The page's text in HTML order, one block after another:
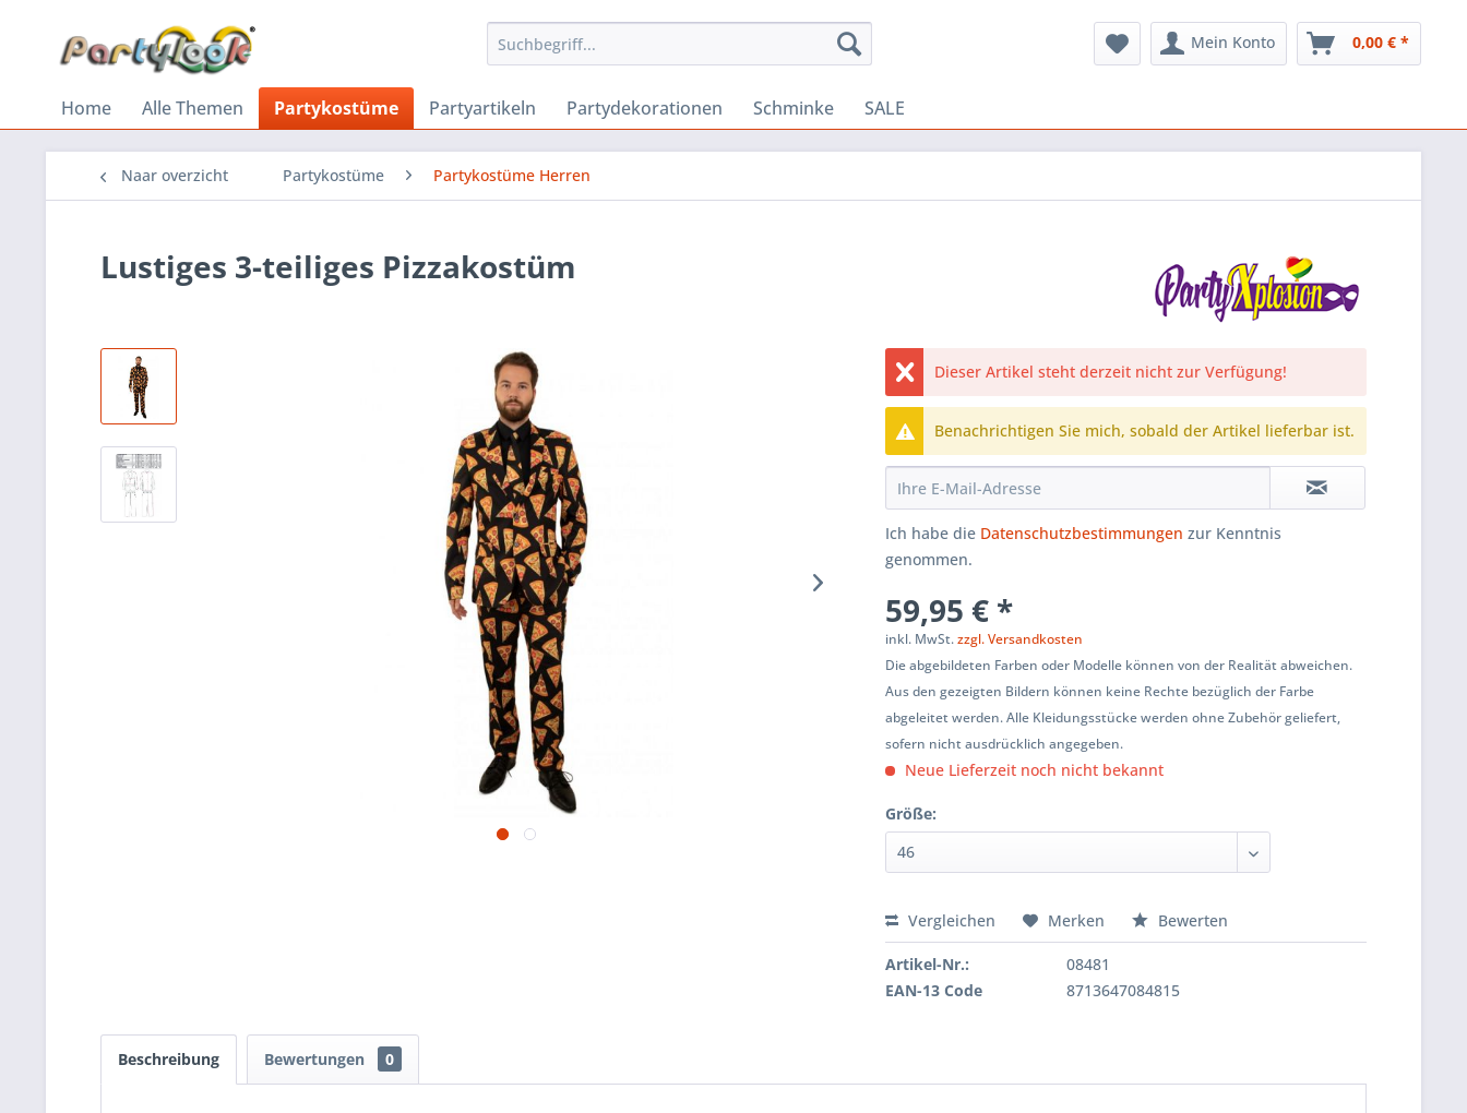
Mein Konto 0,00 € *
Home Alle Themen Partykostüme Partyartikeln Partydekorationen Schminke SALE
Naar overzicht Partykostüme Partykostüme Herren
Lustiges 3-teiliges Pizzakostüm
Dieser Artikel steht derzeit nicht zur Verfügung!
Benachrichtigen Sie mich, sobald der Artikel lieferbar ist.
Ich habe die Datenschutzbestimmungen zur Kenntnis
genommen.
59,95 € *
inkl. MwSt.zzgl. Versandkosten
Die abgebildeten Farben oder Modelle können von der Realität abweichen.
Aus den gezeigten Bildern können keine Rechte bezüglich der Farbe
abgeleitet werden. Alle Kleidungsstücke werden ohne Zubehör geliefert,
sofern nicht ausdrücklich angegeben.
Neue Lieferzeit noch nicht bekannt
Größe:
Vergleichen Merken Bewerten
Artikel-Nr.:
08481
EAN-13 Code
8713647084815
Beschreibung Bewertungen 0